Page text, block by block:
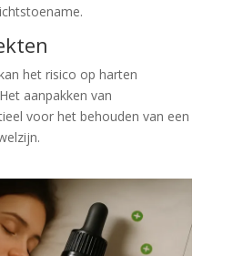
het risico op harten
aanpakken van
voor het behouden van een